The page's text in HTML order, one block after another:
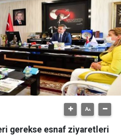
gerekse esnaf ziyaretleri